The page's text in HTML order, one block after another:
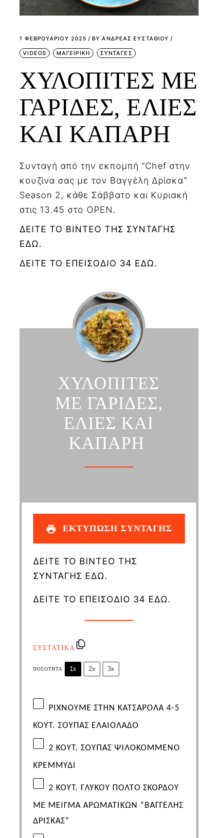
1 ΦΕΒΡΟΥΑΡΊΟΥ 2025 BY ΑΝΔΡΕΑΣ ΕΥΣΤΑΘΙΟΥ
VIDEOS ΜΑΓΕΙΡΙΚΗ ΣΥΝΤΑΓΕΣ
ΧΥΛΟΠΙΤΕΣ ΜΕ
ΓΑΡΙΔΕΣ, ΕΛΙΕΣ
ΚΑΙ ΚΑΠΑΡΗ
Συνταγή από την εκπομπή “Chef στην
κουζίνα σας με τον Βαγγέλη Δρίσκα”
Season 2, κάθε Σάββατο και Κυριακή
στις 13.45 στο OPEN.
ΔΕΙΤΕ ΤΟ ΒΙΝΤΕΟ ΤΗΣ ΣΥΝΤΑΓΗΣ
ΕΔΩ.
ΔΕΙΤΕ ΤΟ ΕΠΕΙΣΟΔΙΟ 34 ΕΔΩ.
ΧΥΛΟΠΙΤΕΣ
ΜΕ ΓΑΡΙΔΕΣ,
ΕΛΙΕΣ ΚΑΙ
ΚΑΠΑΡΗ
ΕΚΤΥΠΩΣΗ ΣΥΝΤΑΓΗΣ
ΔΕΙΤΕ ΤΟ ΒΙΝΤΕΟ ΤΗΣ
ΣΥΝΤΑΓΗΣ ΕΔΩ.
ΔΕΙΤΕ ΤΟ ΕΠΕΙΣΟΔΙΟ 34 ΕΔΩ.
ΣΥΣΤΑΤΙΚΑ
ΠΟΣΌΤΗΤΑ 1x 2x 3x
ΡΙΧΝΟΥΜΕ ΣΤΗΝ ΚΑΤΣΑΡΟΛΑ 4-5
ΚΟΥΤ. ΣΟΥΠΑΣ ΕΛΑΙΟΛΑΔΟ
2 ΚΟΥΤ. ΣΟΥΠΑΣ ΨΙΛΟΚΟΜΜΕΝΟ
ΚΡΕΜΜΥΔΙ
2 ΚΟΥΤ. ΓΛΥΚΟΥ ΠΟΛΤΟ ΣΚΟΡΔΟΥ
ΜΕ ΜΕΙΓΜΑ ΑΡΩΜΑΤΙΚΩΝ “ΒΑΓΓΕΛΗΣ
ΔΡΙΣΚΑΣ”